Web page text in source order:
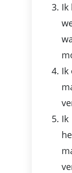
Ik
Ik
Ik